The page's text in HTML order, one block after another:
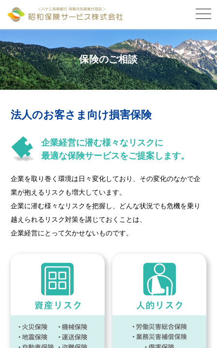
保険のご相談
法人のお客さま向け損害保険
企業経営に潜む様々なリスクに
最適な保険サービスをご提案します。
企業を取り巻く環境は日々変化しており、その変化のなかで企
業が抱えるリスクも増大しています。
企業に潜む様々なリスクを把握し、どんな状況でも危機を乗り
越えられるリスク対策を講じておくことは、
企業経営にとって欠かせないものです。